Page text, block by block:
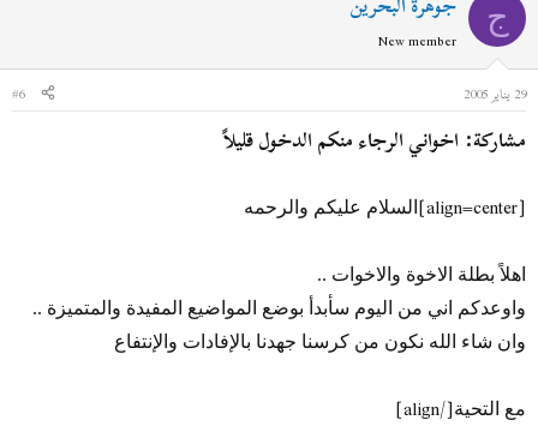
ج
New member
29 يناير 2005
#6
مشاركة: اخواني الرجاء منكم الدخول قليلاً
[align=center]
السلام عليكم والرحمه
اهلاً بطلة الاخوة والاخوات ..
واوعدكم اني من اليوم سأبدأ بوضع المواضيع المفيدة والمتميزة ..
وان شاء الله نكون من كرسنا جهدنا بالإفادات والإنتفاع
مع التحية[/align]